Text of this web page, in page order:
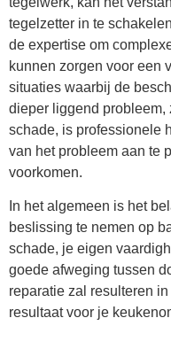
tegelzetter in te
de expertise om
kunnen zorgen voor een
situaties waarbij de
dieper liggend probleem,
schade, is professionele
van het probleem aan te
voorkomen.
In het algemeen is het
beslissing te nemen op
schade, je eigen
goede afweging tussen
reparatie zal resulteren
resultaat voor je